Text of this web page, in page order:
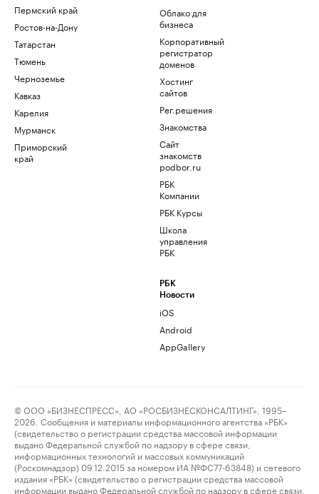
Пермский край
Ростов-на-Дону
Татарстан
Тюмень
Черноземье
Кавказ
Карелия
Мурманск
Приморский
край
Облако для
бизнеса
Корпоративный
регистратор
доменов
Хостинг
сайтов
Рег.решения
Знакомства
Сайт
знакомств
podbor.ru
РБК
Компании
РБК Курсы
Школа
управления
РБК
РБК
Новости
iOS
Android
AppGallery
© ООО «БИЗНЕСПРЕСС», АО «РОСБИЗНЕСКОНСАЛТИНГ», 1995–
2026. Сообщения и материалы информационного агентства «РБК»
(свидетельство о регистрации средства массовой информации
выдано Федеральной службой по надзору в сфере связи,
информационных технологий и массовых коммуникаций
(Роскомнадзор) 09.12.2015 за номером ИА №ФС77-63848) и сетевого
издания «РБК» (свидетельство о регистрации средства массовой
информации выдано Федеральной службой по надзору в сфере связи,